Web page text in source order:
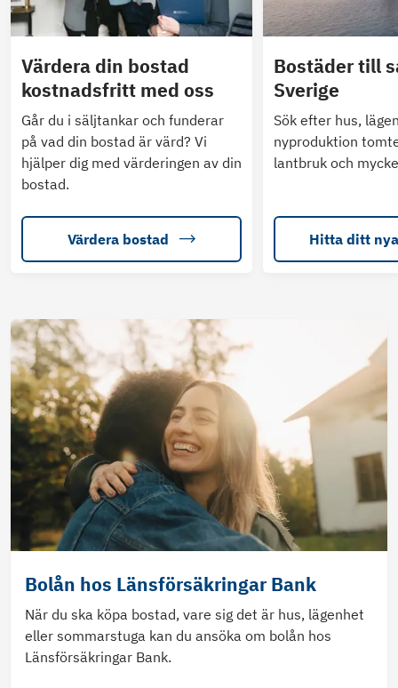
Värdera din bostad
kostnadsfritt med oss
Går du i säljtankar och funderar
på vad din bostad är värd? Vi
hjälper dig med värderingen av din
bostad.
Värdera bostad
Bostäder till
Sverige
Sök efter hus,
nyproduktion
lantbruk och
Hitta ditt
Bolån hos Länsförsäkringar Bank
När du ska köpa bostad, vare sig det är hus, lägenhet
eller sommarstuga kan du ansöka om bolån hos
Länsförsäkringar Bank.